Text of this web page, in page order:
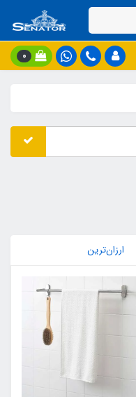
0
ارزان‌ترین